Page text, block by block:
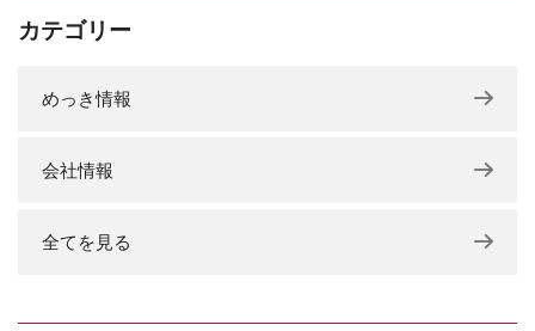
カテゴリー
めっき情報
会社情報
全てを見る